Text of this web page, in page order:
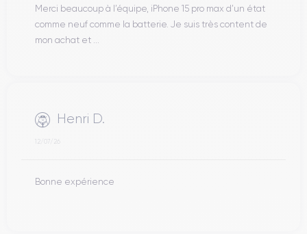
Merci beaucoup à l’équipe, iPhone 15 pro max d’un état
comme neuf comme la batterie. Je suis très content de
mon achat et ...
Henri D.
12/07/26
Bonne expérience